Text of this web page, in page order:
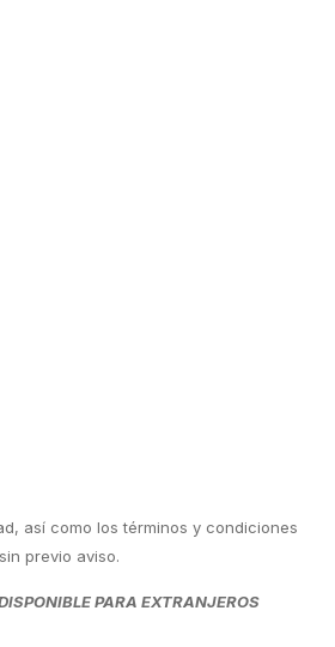
así como los términos y condiciones
previo aviso.
PARA EXTRANJEROS